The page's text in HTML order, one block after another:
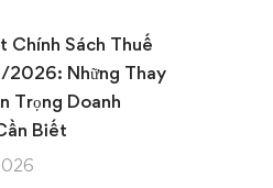
Chính Sách Thuế
2026: Những Thay
Trọng Doanh
Biết